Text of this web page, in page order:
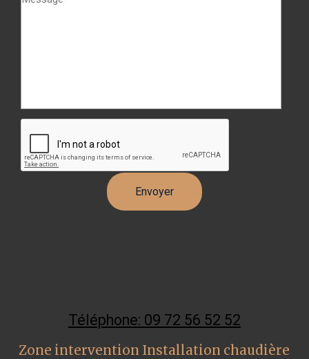
Téléphone: 09 72 56 52 52
Zone intervention Installation chaudière